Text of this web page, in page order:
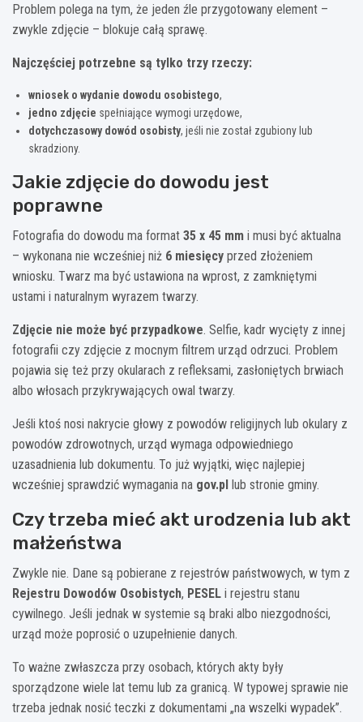
Problem polega na tym, że jeden źle przygotowany element –
zwykle zdjęcie – blokuje całą sprawę.
Najczęściej potrzebne są tylko trzy rzeczy:
wniosek o wydanie dowodu osobistego,
jedno zdjęcie spełniające wymogi urzędowe,
dotychczasowy dowód osobisty, jeśli nie został zgubiony lub
skradziony.
Jakie zdjęcie do dowodu jest
poprawne
Fotografia do dowodu ma format 35 x 45 mm i musi być aktualna
– wykonana nie wcześniej niż 6 miesięcy przed złożeniem
wniosku. Twarz ma być ustawiona na wprost, z zamkniętymi
ustami i naturalnym wyrazem twarzy.
Zdjęcie nie może być przypadkowe. Selfie, kadr wycięty z innej
fotografii czy zdjęcie z mocnym filtrem urząd odrzuci. Problem
pojawia się też przy okularach z refleksami, zasłoniętych brwiach
albo włosach przykrywających owal twarzy.
Jeśli ktoś nosi nakrycie głowy z powodów religijnych lub okulary z
powodów zdrowotnych, urząd wymaga odpowiedniego
uzasadnienia lub dokumentu. To już wyjątki, więc najlepiej
wcześniej sprawdzić wymagania na gov.pl lub stronie gminy.
Czy trzeba mieć akt urodzenia lub akt
małżeństwa
Zwykle nie. Dane są pobierane z rejestrów państwowych, w tym z
Rejestru Dowodów Osobistych, PESEL i rejestru stanu
cywilnego. Jeśli jednak w systemie są braki albo niezgodności,
urząd może poprosić o uzupełnienie danych.
To ważne zwłaszcza przy osobach, których akty były
sporządzone wiele lat temu lub za granicą. W typowej sprawie nie
trzeba jednak nosić teczki z dokumentami „na wszelki wypadek”.